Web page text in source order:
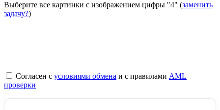
Выберите все картинки с изображением цифры "4" (заменить
задачу?)
Согласен с условиями обмена и с правилами AML
проверки